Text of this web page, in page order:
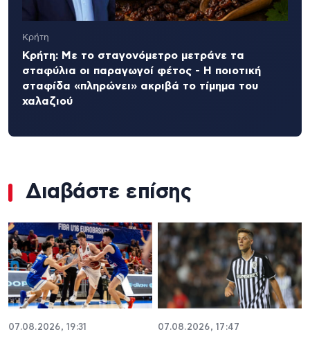
Κρήτη
Κρήτη: Με το σταγονόμετρο μετράνε τα
σταφύλια οι παραγωγοί φέτος - Η ποιοτική
σταφίδα «πληρώνει» ακριβά το τίμημα του
χαλαζιού
Διαβάστε επίσης
07.08.2026, 19:31 07.08.2026, 17:47